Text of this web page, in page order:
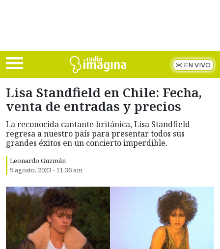
EN VIVO
Lisa Standfield en Chile: Fecha,
venta de entradas y precios
La reconocida cantante británica, Lisa Standfield
regresa a nuestro país para presentar todos sus
grandes éxitos en un concierto imperdible.
Leonardo Guzmán
9 agosto, 2023 - 11:36 am